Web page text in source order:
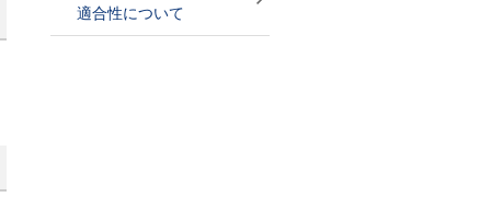
適合性について